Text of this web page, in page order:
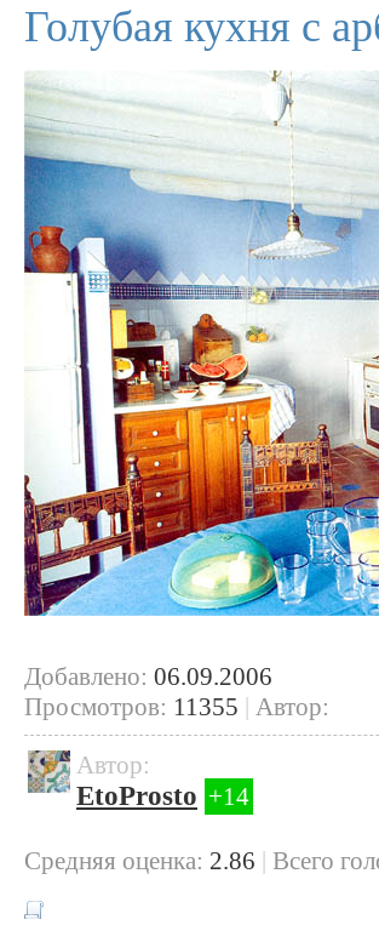
Голубая кухня с
Добавлено: 06.09.2006
Просмотров: 11355 | Автор:
Автор:
EtoProsto +14
Cредняя оценка: 2.86 | Всего